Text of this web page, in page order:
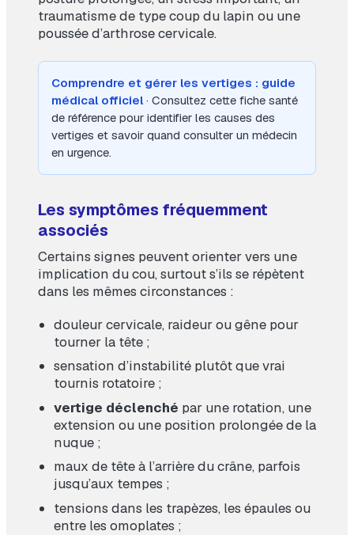
traumatisme de type coup du lapin ou une
poussée d’arthrose cervicale.
Comprendre et gérer les vertiges : guide
médical officiel · Consultez cette fiche santé
de référence pour identifier les causes des
vertiges et savoir quand consulter un médecin
en urgence.
Les symptômes fréquemment
associés
Certains signes peuvent orienter vers une
implication du cou, surtout s’ils se répètent
dans les mêmes circonstances :
douleur cervicale, raideur ou gêne pour
tourner la tête ;
sensation d’instabilité plutôt que vrai
tournis rotatoire ;
vertige déclenché par une rotation, une
extension ou une position prolongée de la
nuque ;
maux de tête à l’arrière du crâne, parfois
jusqu’aux tempes ;
tensions dans les trapèzes, les épaules ou
entre les omoplates ;